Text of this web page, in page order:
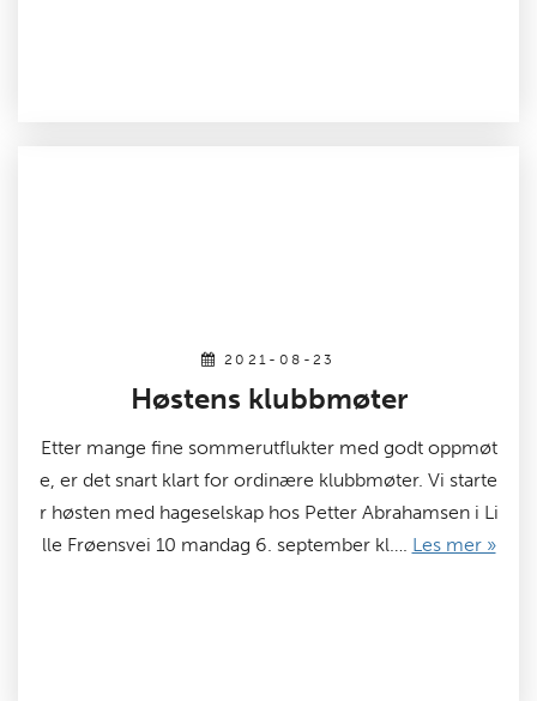
2021-08-23
Høstens klubbmøter
Etter mange fine sommerutflukter med godt oppmøt
e, er det snart klart for ordinære klubbmøter. Vi starte
r høsten med hageselskap hos Petter Abrahamsen i Li
lle Frøensvei 10 mandag 6. september kl…. Les mer »